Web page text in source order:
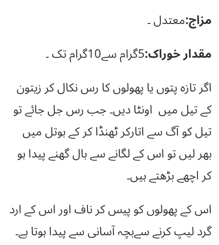
مزاج:معتدل ۔
مقدار خوراک:5گرام سے10گرام تک ۔
اگر تازہ پتوں یا پھولوں کا رس نکال کر زیتون
کے تیل میں اونٹا دیں۔ جب رس جل جائے تو
تیل کو آگ سے اتارکر ٹھنڈا کر کے بوتل میں
بھر لیں تو اس کے لگانے سے بال گھنے پیدا ہو
کر اچھے بڑھتے ہیں۔
اس کے پھولوں کو پیس کر ناف اور اس کے ارد
گرد لیپ کرنے سےبچہ آسانی سے پیدا ہوتا ہے۔